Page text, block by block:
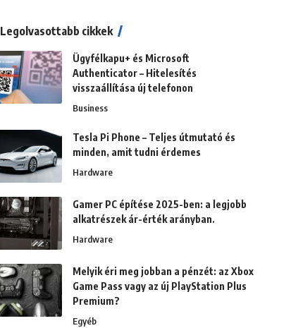
Legolvasottabb cikkek
Ügyfélkapu+ és Microsoft
Authenticator – Hitelesítés
visszaállítása új telefonon
Business
Tesla Pi Phone – Teljes útmutató és
minden, amit tudni érdemes
Hardware
Gamer PC építése 2025-ben: a legjobb
alkatrészek ár-érték arányban.
Hardware
Melyik éri meg jobban a pénzét: az Xbox
Game Pass vagy az új PlayStation Plus
Premium?
Egyéb